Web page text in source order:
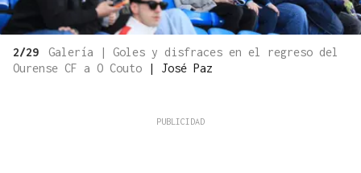
2/29
Galería | Goles y disfraces en el regreso del
Ourense CF a O Couto
| José Paz